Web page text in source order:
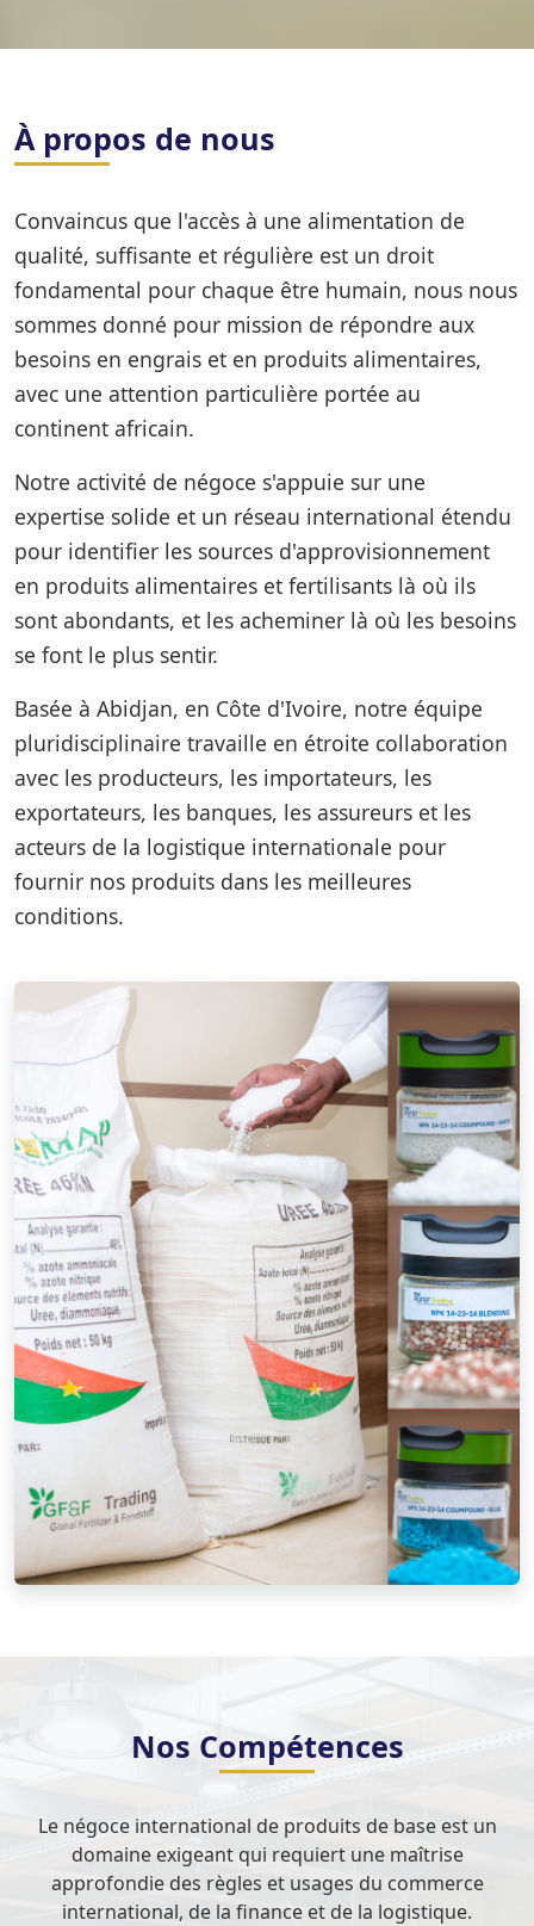
À propos de nous
Convaincus que l'accès à une alimentation de
qualité, suffisante et régulière est un droit
fondamental pour chaque être humain, nous nous
sommes donné pour mission de répondre aux
besoins en engrais et en produits alimentaires,
avec une attention particulière portée au
continent africain.
Notre activité de négoce s'appuie sur une
expertise solide et un réseau international étendu
pour identifier les sources d'approvisionnement
en produits alimentaires et fertilisants là où ils
sont abondants, et les acheminer là où les besoins
se font le plus sentir.
Basée à Abidjan, en Côte d'Ivoire, notre équipe
pluridisciplinaire travaille en étroite collaboration
avec les producteurs, les importateurs, les
exportateurs, les banques, les assureurs et les
acteurs de la logistique internationale pour
fournir nos produits dans les meilleures
conditions.
Nos Compétences
Le négoce international de produits de base est un
domaine exigeant qui requiert une maîtrise
approfondie des règles et usages du commerce
international, de la finance et de la logistique.